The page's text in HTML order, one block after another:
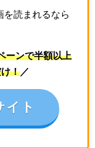
を読まれるなら
ーンで半額以上
！ ／
イト